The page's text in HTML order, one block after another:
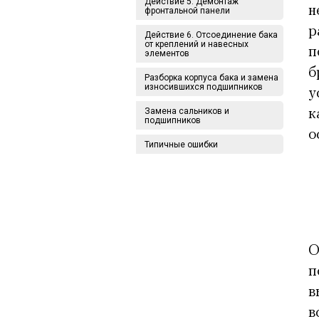
фронтальной панели
Действие 6. Отсоединение бака
от креплений и навесных
элементов
Разборка корпуса бака и замена
износившихся подшипников
Замена сальников и
подшипников
Типичные ошибки